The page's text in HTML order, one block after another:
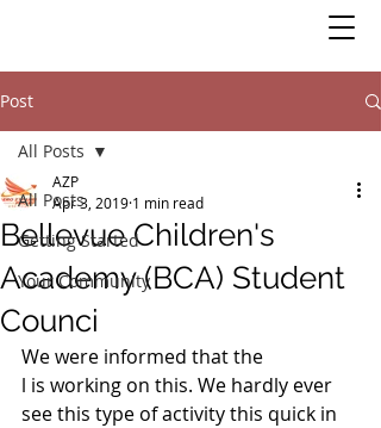
Post
All Posts
Getting Started
Your Community
All Posts
Bellevue Children's
Academy (BCA) Student
Counci
AZP
Apr 3, 2019 1 min read
We were informed that the
l is working on this. We hardly ever
see this type of activity this quick in